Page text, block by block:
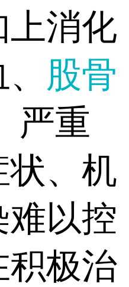
上消化
股骨
严重
状、机
难以控
积极治